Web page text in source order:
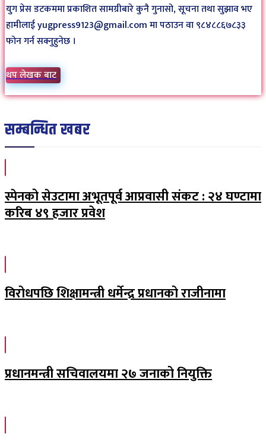
युग प्रेस डटकममा प्रकाशित सामग्रीबारे कुनै गुनासो, सूचना तथा सुझाव भए
हामीलाई yugpress9123@gmail.com मा पठाउन वा ९८४८८६७८३३
फोन गर्न सक्नुहुनेछ ।
थप लेखक बाट
सम्बन्धित खबर
स्पेनको सेउटामा अभूतपूर्व आप्रवासी संकट : २४ घण्टामा
करिब ४९ हजार प्रवेश
विरोधपछि शिक्षामन्त्री धर्मेन्द्र प्रधानको राजीनामा
प्रधानमन्त्री सचिवालयमा २७ जनाको नियुक्ति